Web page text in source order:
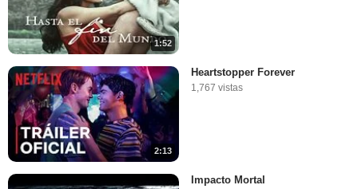
1:52
2:13
Heartstopper Forever
1,767 vistas
Impacto Mortal